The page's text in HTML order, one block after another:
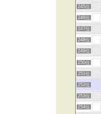
245位
246位
247位
248位
249位
250位
251位
252位
253位
254位